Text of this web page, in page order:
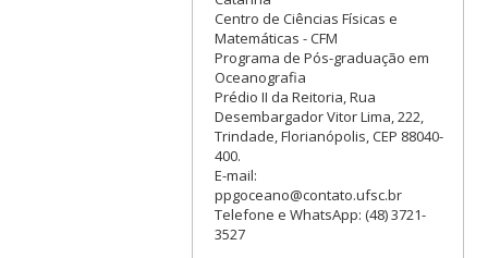
Centro de Ciências Físicas e
Matemáticas - CFM
Programa de Pós-graduação em
Oceanografia
Prédio II da Reitoria, Rua
Desembargador Vitor Lima, 222,
Trindade, Florianópolis, CEP 88040-
400.
E-mail:
ppgoceano@contato.ufsc.br
Telefone e WhatsApp: (48) 3721-
3527